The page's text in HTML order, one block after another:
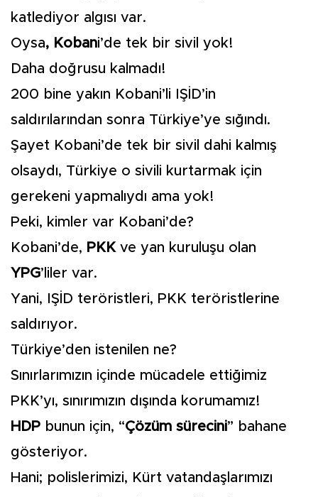
katlediyor algısı var.
Oysa, Kobani’de tek bir sivil yok!
Daha doğrusu kalmadı!
200 bine yakın Kobani’li IŞİD’in
saldırılarından sonra Türkiye’ye sığındı.
Şayet Kobani’de tek bir sivil dahi kalmış
olsaydı, Türkiye o sivili kurtarmak için
gerekeni yapmalıydı ama yok!
Peki, kimler var Kobani’de?
Kobani’de, PKKve yan kuruluşu olan
YPG’liler var.
Yani, IŞİD teröristleri, PKK teröristlerine
saldırıyor.
Türkiye’den istenilen ne?
Sınırlarımızın içinde mücadele ettiğimiz
PKK’yı, sınırımızın dışında korumamız!
HDP bunun için, “Çözüm sürecini” bahane
gösteriyor.
Hani; polislerimizi, Kürt vatandaşlarımızı